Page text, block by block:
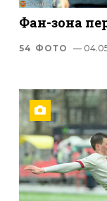
Фан-зона
54 ФОТО —